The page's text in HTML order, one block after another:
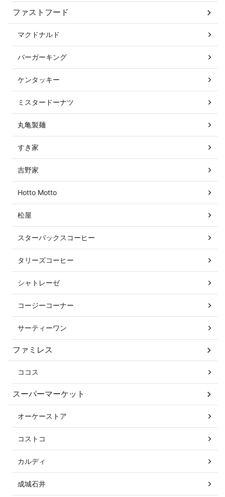
ファストフード
マクドナルド
バーガーキング
ケンタッキー
ミスタードーナツ
丸亀製麺
すき家
吉野家
Hotto Motto
松屋
スターバックスコーヒー
タリーズコーヒー
シャトレーゼ
コージーコーナー
サーティーワン
ファミレス
ココス
スーパーマーケット
オーケーストア
コストコ
カルディ
成城石井